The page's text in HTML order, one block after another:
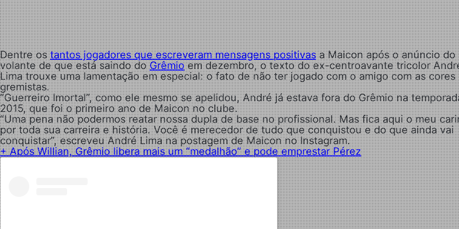
Dentre ostantos jogadores que escreveram mensagens positivasa Maicon após o anúncio do
volante de que está saindo doGrêmioem dezembro, o texto do ex-centroavante tricolor
Lima trouxe uma lamentação em especial: o fato de não ter jogado com o amigo com as cores
gremistas.
“Guerreiro Imortal”, como ele mesmo se apelidou, André já estava fora do Grêmio na
2015, que foi o primeiro ano de Maicon no clube.
“Uma pena não podermos reatar nossa dupla de base no profissional. Mas fica aqui o meu
por toda sua carreira e história. Você é merecedor de tudo que conquistou e do que ainda vai
conquistar”, escreveu André Lima na postagem de Maicon no Instagram.
+ Após Willian, Grêmio libera mais um “medalhão” e pode emprestar Pérez